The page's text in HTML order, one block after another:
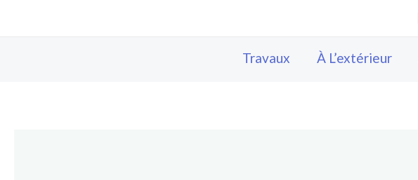
Travaux À L’extérieur